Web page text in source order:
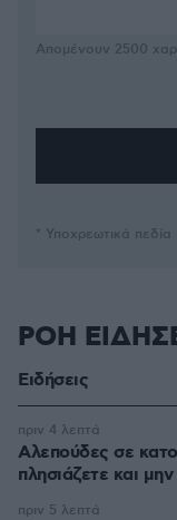
Απομένουν 2500
* Υποχρεωτικά πεδία
ΡΟΗ
Ειδήσεις
Αλεπούδες σε
πλησιάζετε και μην
πριν 4 λεπτά
πριν 5 λεπτά